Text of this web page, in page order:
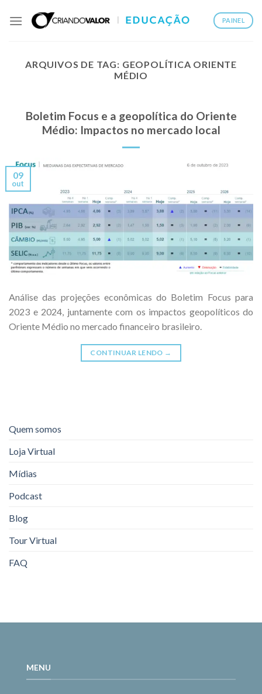
PAINEL
ARQUIVOS DE TAG: GEOPOLÍTICA ORIENTE
MÉDIO
Boletim Focus e a geopolítica do Oriente
Médio: Impactos no mercado local
09
out
Análise das projeções econômicas do Boletim Focus para
2023 e 2024, juntamente com os impactos geopolíticos do
Oriente Médio no mercado financeiro brasileiro.
CONTINUAR LENDO →
Quem somos
Loja Virtual
Mídias
Podcast
Blog
Tour Virtual
FAQ
MENU